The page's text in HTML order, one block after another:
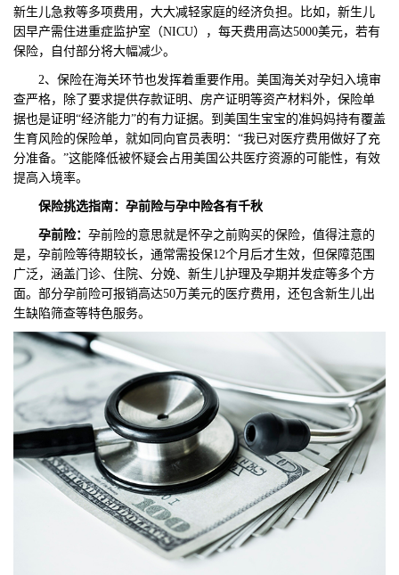
新生儿急救等多项费用，大大减轻家庭的经济负担。比如，新生儿
因早产需住进重症监护室（NICU），每天费用高达5000美元，若有
保险，自付部分将大幅减少。
2、保险在海关环节也发挥着重要作用。美国海关对孕妇入境审
查严格，除了要求提供存款证明、房产证明等资产材料外，保险单
据也是证明“经济能力”的有力证据。到美国生宝宝的准妈妈持有覆盖
生育风险的保险单，就如同向官员表明：“我已对医疗费用做好了充
分准备。”这能降低被怀疑会占用美国公共医疗资源的可能性，有效
提高入境率。
保险挑选指南：孕前险与孕中险各有千秋
孕前险： 孕前险的意思就是怀孕之前购买的保险，值得注意的
是，孕前险等待期较长，通常需投保12个月后才生效，但保障范围
广泛，涵盖门诊、住院、分娩、新生儿护理及孕期并发症等多个方
面。部分孕前险可报销高达50万美元的医疗费用，还包含新生儿出
生缺陷筛查等特色服务。